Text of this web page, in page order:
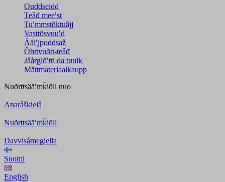
Ouddseidd
Teâđ meeʹst
Tuʹmmstõktuâjj
Vasttõsvuuʹd
Ääiʹjpoddsaž
Õhttvuõtt-teâđ
Jåårǥlõʹtti da tuulk
Mättmateriaalkaupp
Nuõrttsääʹmǩiõll nuo
Anarâškielâ
Nuõrttsääʹmǩiõll
Davvisámegiella
Suomi
English